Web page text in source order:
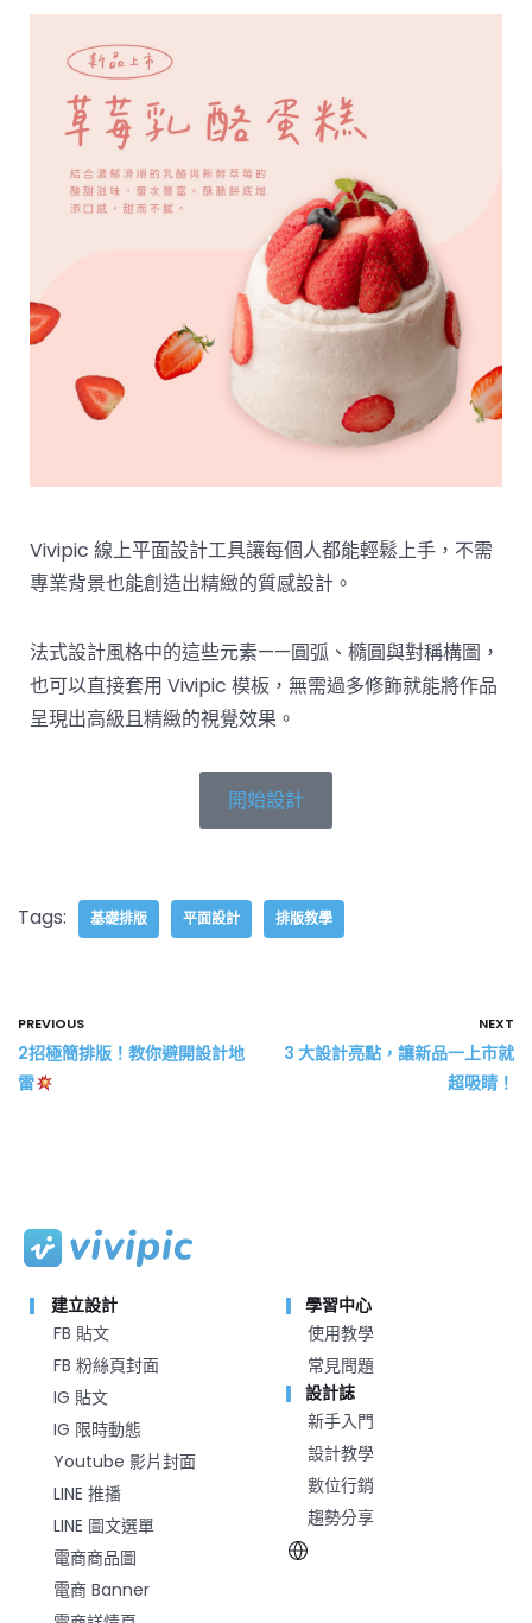
Vivipic 線上平面設計工具讓每個人都能輕鬆上手，不需
專業背景也能創造出精緻的質感設計。
法式設計風格中的這些元素——圓弧、橢圓與對稱構圖，
也可以直接套用 Vivipic 模板，無需過多修飾就能將作品
呈現出高級且精緻的視覺效果。
開始設計
Tags: 基礎排版 平面設計 排版教學
PREVIOUS
2招極簡排版！教你避開設計地
雷
NEXT
3 大設計亮點，讓新品一上市就
超吸睛！
建立設計
FB 貼文
FB 粉絲頁封面
IG 貼文
IG 限時動態
Youtube 影片封面
LINE 推播
LINE 圖文選單
電商商品圖
電商 Banner
學習中心
使用教學
常見問題
設計誌
新手入門
設計教學
數位行銷
趨勢分享